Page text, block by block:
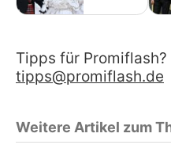
Tipps für
tipps@promiflash.de
Weitere Artikel zum